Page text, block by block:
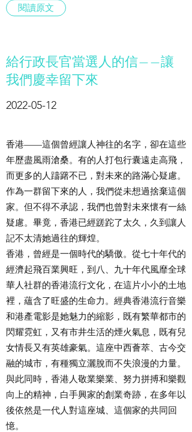
閱讀原文
給行政長官當選人的信——讓
我們慶幸留下來
2022-05-12
香港——這個曾經讓人神往的名字，卻在這些
年歷盡風雨滄桑。有的人打包行囊遠走高飛，
而更多的人躊躇不已，對未來的路滿心疑慮。
作為一群留下來的人，我們從未想過捨棄這個
家。但不得不承認，我們也曾對未來懷有一絲
疑慮。畢竟，香港已經蹉跎了太久，久到讓人
記不太清她過往的輝煌。
香港，曾經是一個時代的驕傲。從七十年代的
經濟起飛百業興旺，到八、九十年代風靡全球
華人社群的香港流行文化，在這片小小的土地
裡，蘊含了旺盛的生命力。經典香港流行音樂
和港產電影是她魅力的縮影，既有繁華都市的
閃耀霓虹，又有市井生活的煙火氣息，既有兒
女情長又有英雄豪氣。這座中西薈萃、古今交
融的城市，有種獨立灑脫而不失浪漫的力量。
與此同時，香港人敬業樂業、努力拼搏和樂觀
向上的精神，白手興家的創業奇跡，在多年以
後依然是一代人對這座城、這個家的共同回
憶。